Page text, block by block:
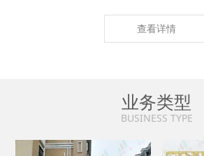
查看详情
业务类型
BUSINESS TYPE